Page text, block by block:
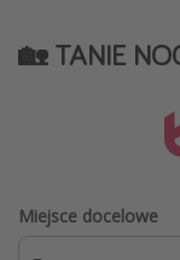
🏡 TANIE
Miejsce docelowe